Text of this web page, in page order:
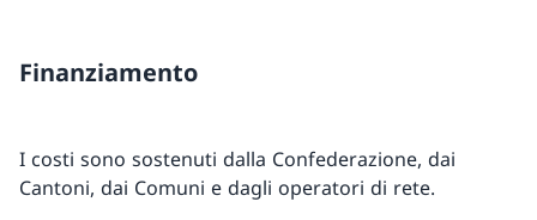
Finanziamento
I costi sono sostenuti dalla Confederazione, dai
Cantoni, dai Comuni e dagli operatori di rete.